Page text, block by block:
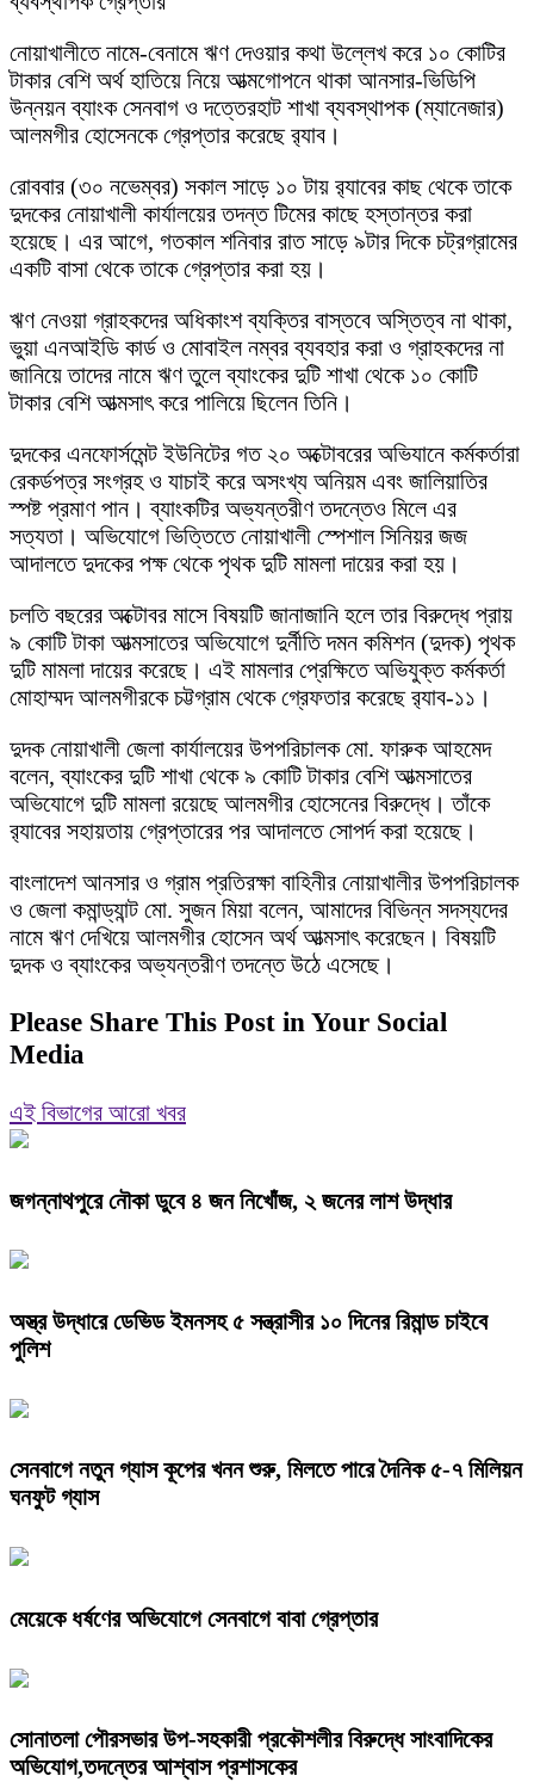
নোয়াখালীতে নামে-বেনামে ঋণ দেওয়ার কথা উল্লেখ করে ১০ কোটির
টাকার বেশি অর্থ হাতিয়ে নিয়ে আত্মগোপনে থাকা আনসার-ভিডিপি
উন্নয়ন ব্যাংক সেনবাগ ও দত্তেরহাট শাখা ব্যবস্থাপক (ম্যানেজার)
আলমগীর হোসেনকে গ্রেপ্তার করেছে র‍্যাব।
রোববার (৩০ নভেম্বর) সকাল সাড়ে ১০ টায় র‍্যাবের কাছ থেকে তাকে
দুদকের নোয়াখালী কার্যালয়ের তদন্ত টিমের কাছে হস্তান্তর করা
হয়েছে। এর আগে, গতকাল শনিবার রাত সাড়ে ৯টার দিকে চট্রগ্রামের
একটি বাসা থেকে তাকে গ্রেপ্তার করা হয়।
ঋণ নেওয়া গ্রাহকদের অধিকাংশ ব্যক্তির বাস্তবে অস্তিত্ব না থাকা,
ভুয়া এনআইডি কার্ড ও মোবাইল নম্বর ব্যবহার করা ও গ্রাহকদের না
জানিয়ে তাদের নামে ঋণ তুলে ব্যাংকের দুটি শাখা থেকে ১০ কোটি
টাকার বেশি আত্মসাৎ করে পালিয়ে ছিলেন তিনি।
দুদকের এনফোর্সমেন্ট ইউনিটের গত ২০ অক্টোবরের অভিযানে কর্মকর্তারা
রেকর্ডপত্র সংগ্রহ ও যাচাই করে অসংখ্য অনিয়ম এবং জালিয়াতির
স্পষ্ট প্রমাণ পান। ব্যাংকটির অভ্যন্তরীণ তদন্তেও মিলে এর
সত্যতা। অভিযোগে ভিত্তিতে নোয়াখালী স্পেশাল সিনিয়র জজ
আদালতে দুদকের পক্ষ থেকে পৃথক দুটি মামলা দায়ের করা হয়।
চলতি বছরের অক্টোবর মাসে বিষয়টি জানাজানি হলে তার বিরুদ্ধে প্রায়
৯ কোটি টাকা আত্মসাতের অভিযোগে দুর্নীতি দমন কমিশন (দুদক) পৃথক
দুটি মামলা দায়ের করেছে। এই মামলার প্রেক্ষিতে অভিযুক্ত কর্মকর্তা
মোহাম্মদ আলমগীরকে চট্টগ্রাম থেকে গ্রেফতার করেছে র‍্যাব-১১।
দুদক নোয়াখালী জেলা কার্যালয়ের উপপরিচালক মো. ফারুক আহমেদ
বলেন, ব্যাংকের দুটি শাখা থেকে ৯ কোটি টাকার বেশি আত্মসাতের
অভিযোগে দুটি মামলা রয়েছে আলমগীর হোসেনের বিরুদ্ধে। তাঁকে
র‍্যাবের সহায়তায় গ্রেপ্তারের পর আদালতে সোপর্দ করা হয়েছে।
বাংলাদেশ আনসার ও গ্রাম প্রতিরক্ষা বাহিনীর নোয়াখালীর উপপরিচালক
ও জেলা কমান্ড্যান্ট মো. সুজন মিয়া বলেন, আমাদের বিভিন্ন সদস্যদের
নামে ঋণ দেখিয়ে আলমগীর হোসেন অর্থ আত্মসাৎ করেছেন। বিষয়টি
দুদক ও ব্যাংকের অভ্যন্তরীণ তদন্তে উঠে এসেছে।
Please Share This Post in Your Social
Media
এই বিভাগের আরো খবর
জগন্নাথপুরে নৌকা ডুবে ৪ জন নিখোঁজ, ২ জনের লাশ উদ্ধার
অস্ত্র উদ্ধারে ডেভিড ইমনসহ ৫ সন্ত্রাসীর ১০ দিনের রিমান্ড চাইবে
পুলিশ
সেনবাগে নতুন গ্যাস কূপের খনন শুরু, মিলতে পারে দৈনিক ৫-৭ মিলিয়ন
ঘনফুট গ্যাস
মেয়েকে ধর্ষণের অভিযোগে সেনবাগে বাবা গ্রেপ্তার
সোনাতলা পৌরসভার উপ-সহকারী প্রকৌশলীর বিরুদ্ধে সাংবাদিকের
অভিযোগ,তদন্তের আশ্বাস প্রশাসকের